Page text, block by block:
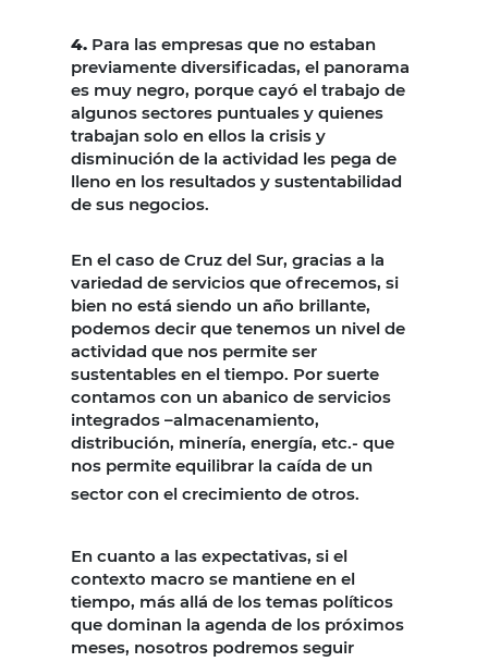
4. Para las empresas que no estaban
previamente diversificadas, el panorama
es muy negro, porque cayó el trabajo de
algunos sectores puntuales y quienes
trabajan solo en ellos la crisis y
disminución de la actividad les pega de
lleno en los resultados y sustentabilidad
de sus negocios.
En el caso de Cruz del Sur, gracias a la
variedad de servicios que ofrecemos, si
bien no está siendo un año brillante,
podemos decir que tenemos un nivel de
actividad que nos permite ser
sustentables en el tiempo. Por suerte
contamos con un abanico de servicios
integrados –almacenamiento,
distribución, minería, energía, etc.- que
nos permite equilibrar la caída de un
sector con el crecimiento de otros.
En cuanto a las expectativas, si el
contexto macro se mantiene en el
tiempo, más allá de los temas políticos
que dominan la agenda de los próximos
meses, nosotros podremos seguir